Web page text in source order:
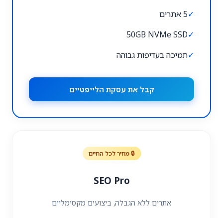
✓5 אתרים
✓
50GB NVMe SSD
✓תמיכה בעדיפות גבוהה
קבל את עסקת הלייפטיים
🔒 מחיר לכל החיים
SEO Pro
אתרים ללא הגבלה, ביצועים מקסימליים